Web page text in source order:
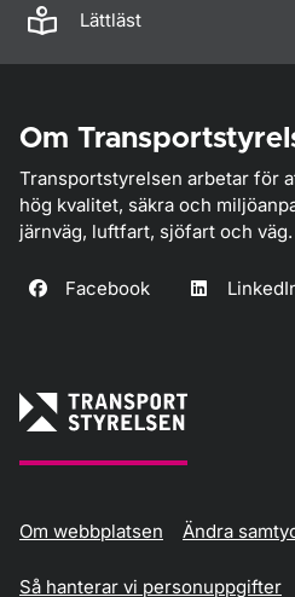
Lättläst
Om
Transportstyrelsen arbetar för
hög kvalitet, säkra och
järnväg, luftfart, sjöfart och väg.
Facebook
Om webbplatsen Ändra
Så hanterar vi personuppgifter